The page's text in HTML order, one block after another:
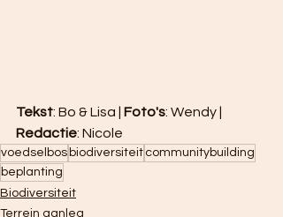
Tekst: Bo & Lisa | Foto's: Wendy |
Redactie: Nicole
voedselbos biodiversiteit communitybuilding
beplanting
Biodiversiteit
Terrein aanleg